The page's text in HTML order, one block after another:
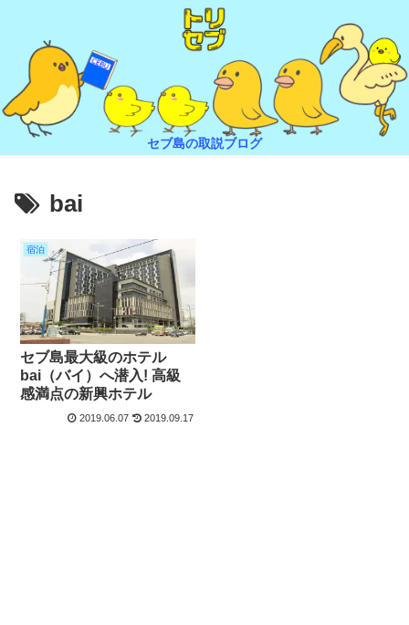
セブ島の取説ブログ
bai
宿泊
セブ島最大級のホテル
bai（バイ）へ潜入! 高級
感満点の新興ホテル
2019.06.07 2019.09.17